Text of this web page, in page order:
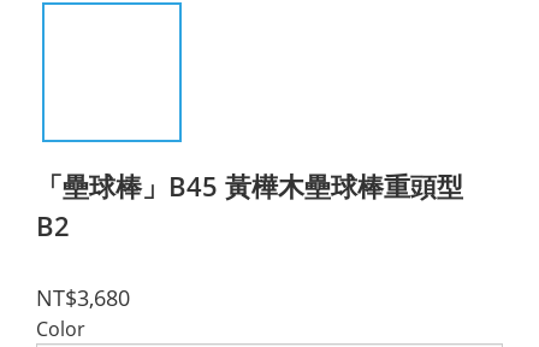
「壘球棒」B45 黃樺木壘球棒重頭型
B2
NT$3,680
Color